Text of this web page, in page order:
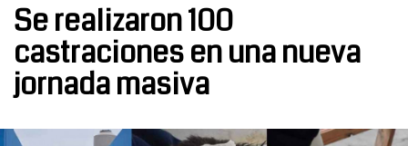
Se realizaron 100
castraciones en una nueva
jornada masiva